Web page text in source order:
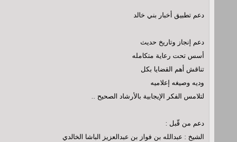
دعم تطبيق أخبار بني خالد
دعم إنجاز وتاريخ حديث
أسس تحت رعاية متكامله
تناقش أهم القضايا بكل
وديه وصيغه إعلاميه
لتلامس الفكر الإيجابية بالأرشاد الصحيح ..
دعم من قّبل :
الشيخ : عبدالله بن فواز بن عبدالعزيز الباشا الخالدي